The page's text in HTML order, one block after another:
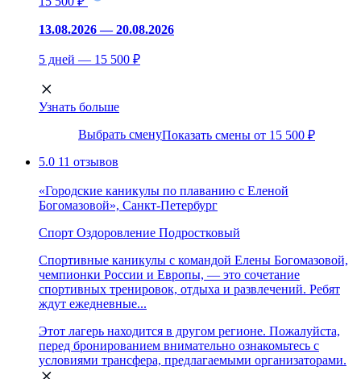
13.08.2026 — 20.08.2026
5 дней — 15 500 ₽
Узнать больше
Выбрать сменуПоказать смены от 15 500 ₽
5.0 11 отзывов
«Городские каникулы по плаванию с Еленой
Богомазовой», Санкт-Петербург
Спорт Оздоровление Подростковый
Спортивные каникулы с командой Елены Богомазовой,
чемпионки России и Европы, — это сочетание
спортивных тренировок, отдыха и развлечений. Ребят
ждут ежедневные...
Этот лагерь находится в другом регионе. Пожалуйста,
перед бронированием внимательно ознакомьтесь с
условиями трансфера, предлагаемыми организаторами.